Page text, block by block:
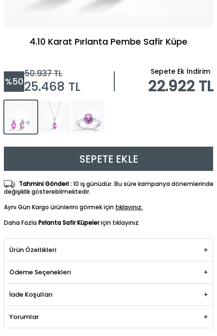
4.10 Karat Pırlanta Pembe Safir Küpe
%50
50.937TL
25.468 TL
Sepete Ek İndirim
22.922 TL
SEPETE EKLE
Tahmini Gönderi :10 iş günüdür. Bu süre kampanya dönemlerinde
değişiklik gösterebilmektedir.
Aynı Gün Kargo ürünlerini görmek için tıklayınız.
Daha FazlaPırlanta Safir Küpeleriçin tıklayınız.
Ürün Özellikleri
Ödeme Seçenekleri
İade Koşulları
Yorumlar